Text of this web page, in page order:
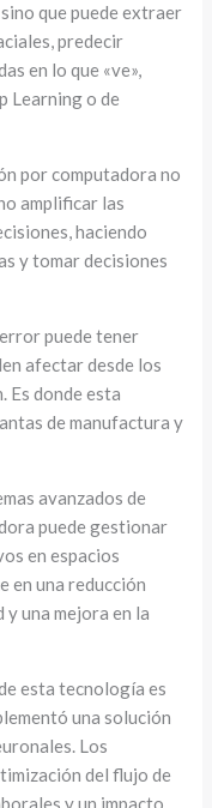
que puede extraer
predecir
en lo que «ve»,
Learning o de
por computadora no
amplificar las
haciendo
y tomar decisiones
puede tener
afectar desde los
Es donde esta
de manufactura y
avanzados de
puede gestionar
en espacios
en una reducción
una mejora en la
esta tecnología es
una solución
Los
del flujo de
y un impacto